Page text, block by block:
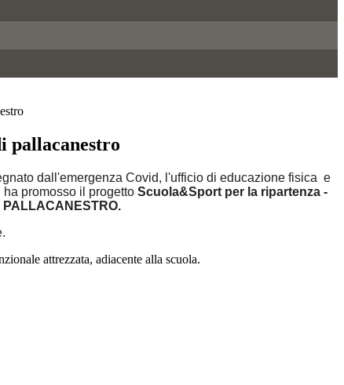
pallacanestro
dall'emergenza Covid, l'ufficio di educazione fisica e
promosso il progetto Scuola&Sport per la ripartenza -
PALLACANESTRO.
attrezzata, adiacente alla scuola.